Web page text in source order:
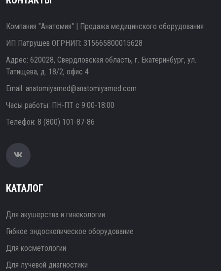
Компания "Анатомия" | Продажа медицинского оборудования
ИП Патрушев ОГРНИП: 315665800015628
Адрес: 620028, Свердловская область, г. Екатеринбург, ул.
Татищева, д. 18/2, офис 4
Email: anatomiyamed@anatomiyamed.com
Часы работы: ПН-ПТ с 9:00-18:00
Телефон: 8 (800) 101-87-86
КАТАЛОГ
Для акушерства и гинекологии
Гибкое эндоскопическое оборудование
Для косметологии
Для лучевой диагностики